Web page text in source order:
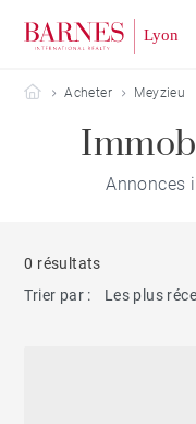
Barnes Lyon
Acheter Meyzieu
Annonces
0 résultats
Trier par :
Les plus